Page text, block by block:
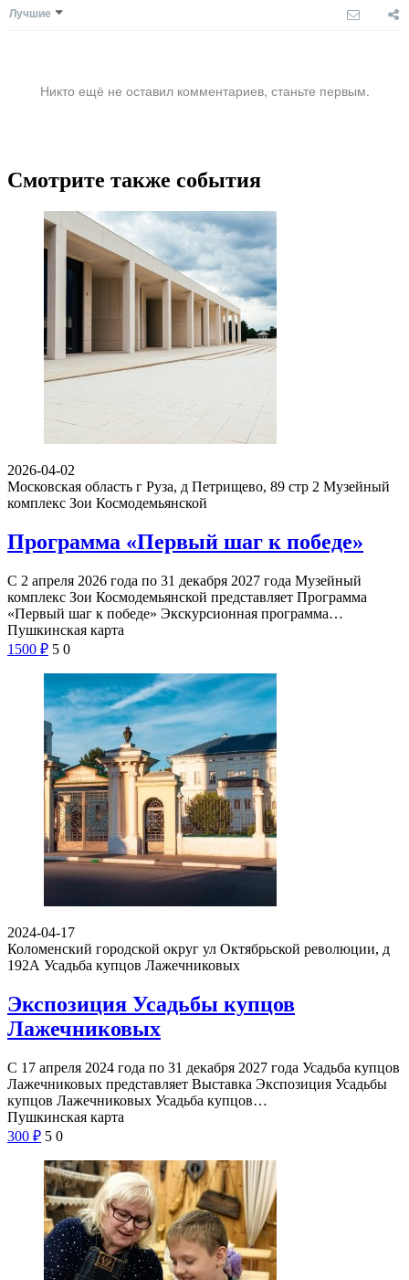
Лучшие
Никто ещё не оставил комментариев, станьте первым.
Смотрите также события
2026-04-02
Московская область г Руза, д Петрищево, 89 стр 2 Музейный
комплекс Зои Космодемьянской
Программа «Первый шаг к победе»
С 2 апреля 2026 года по 31 декабря 2027 года Музейный
комплекс Зои Космодемьянской представляет Программа
«Первый шаг к победе» Экскурсионная программа…
Пушкинская карта
1500 ₽ 5 0
2024-04-17
Коломенский городской округ ул Октябрьской революции, д
192А Усадьба купцов Лажечниковых
Экспозиция Усадьбы купцов
Лажечниковых
С 17 апреля 2024 года по 31 декабря 2027 года Усадьба купцов
Лажечниковых представляет Выставка Экспозиция Усадьбы
купцов Лажечниковых Усадьба купцов…
Пушкинская карта
300 ₽ 5 0